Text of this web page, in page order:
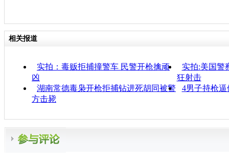
相关报道
实拍：毒贩拒捕撞警车 民警开枪擒顽
凶
实拍:美国警
狂射击
湖南常德毒枭开枪拒捕钻进死胡同被警
方击毙
4男子持枪